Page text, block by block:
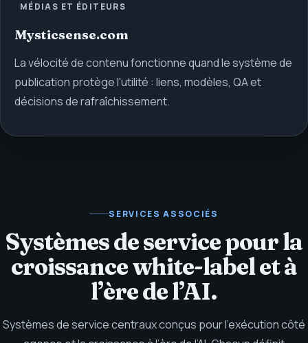
MÉDIAS ET ÉDITEURS
Mysticsense.com
La vélocité de contenu fonctionne quand le système de
publication protège l'utilité : liens, modèles, QA et
décisions de rafraîchissement.
SERVICES ASSOCIÉS
Systèmes de service pour la
croissance white-label et à
l’ère de l’AI.
Systèmes de service centraux conçus pour l’exécution côté